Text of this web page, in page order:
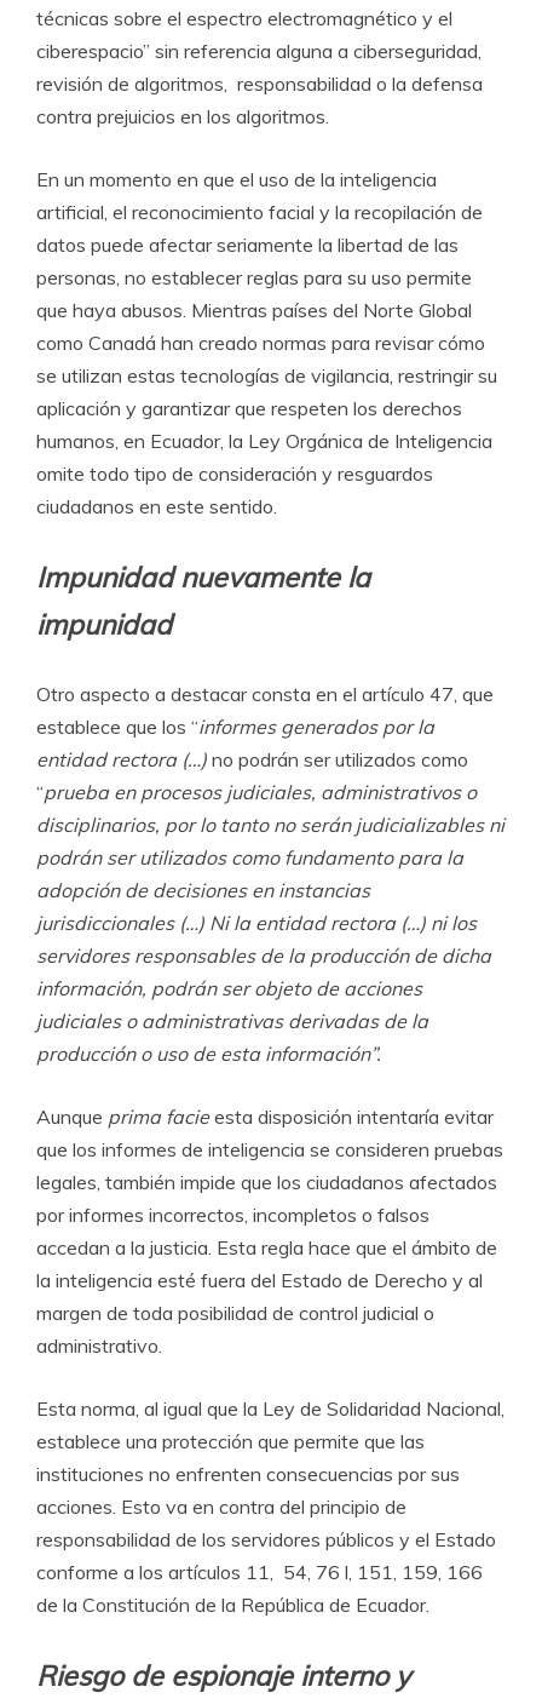
técnicas sobre el espectro electromagnético y el
ciberespacio” sin referencia alguna a ciberseguridad,
revisión de algoritmos, responsabilidad o la defensa
contra prejuicios en los algoritmos.
En un momento en que el uso de la inteligencia
artificial, el reconocimiento facial y la recopilación de
datos puede afectar seriamente la libertad de las
personas, no establecer reglas para su uso permite
que haya abusos. Mientras países del Norte Global
como Canadá han creado normas para revisar cómo
se utilizan estas tecnologías de vigilancia, restringir su
aplicación y garantizar que respeten los derechos
humanos, en Ecuador, la Ley Orgánica de Inteligencia
omite todo tipo de consideración y resguardos
ciudadanos en este sentido.
Impunidad nuevamente la
impunidad
Otro aspecto a destacar consta en el artículo 47, que
establece que los “informes generados por la
entidad rectora (…) no podrán ser utilizados como
“prueba en procesos judiciales, administrativos o
disciplinarios, por lo tanto no serán judicializables ni
podrán ser utilizados como fundamento para la
adopción de decisiones en instancias
jurisdiccionales (…) Ni la entidad rectora (…) ni los
servidores responsables de la producción de dicha
información, podrán ser objeto de acciones
judiciales o administrativas derivadas de la
producción o uso de esta información”.
Aunque prima facieesta disposición intentaría evitar
que los informes de inteligencia se consideren pruebas
legales, también impide que los ciudadanos afectados
por informes incorrectos, incompletos o falsos
accedan a la justicia. Esta regla hace que el ámbito de
la inteligencia esté fuera del Estado de Derecho y al
margen de toda posibilidad de control judicial o
administrativo.
Esta norma, al igual que la Ley de Solidaridad Nacional,
establece una protección que permite que las
instituciones no enfrenten consecuencias por sus
acciones. Esto va en contra del principio de
responsabilidad de los servidores públicos y el Estado
conforme a los artículos 11, 54, 76 l, 151, 159, 166
de la Constitución de la República de Ecuador.
Riesgo de espionaje interno y